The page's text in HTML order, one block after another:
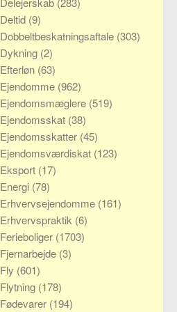
Deltid (9)
Dobbeltbeskatningsaftale (303)
Dykning (2)
Efterløn (63)
Ejendomme (962)
Ejendomsmæglere (519)
Ejendomsskat (38)
Ejendomsskatter (45)
Ejendomsværdiskat (123)
Eksport (17)
Energi (78)
Erhvervsejendomme (161)
Erhvervspraktik (6)
Ferieboliger (1703)
Fjernarbejde (3)
Fly (601)
Flytning (178)
Fødevarer (194)